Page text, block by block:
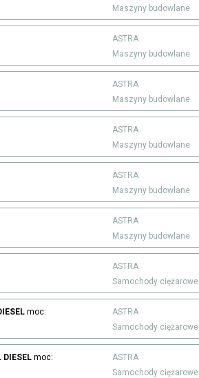
Maszyny budowlane
ASTRA
Maszyny budowlane
ASTRA
Maszyny budowlane
ASTRA
Maszyny budowlane
ASTRA
Maszyny budowlane
ASTRA
Maszyny budowlane
ASTRA
Samochody ciężarowe
moc:
ASTRA
Samochody ciężarowe
DIESEL moc:
ASTRA
Samochody ciężarowe